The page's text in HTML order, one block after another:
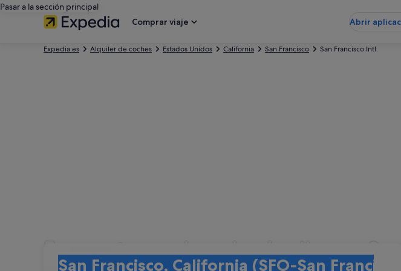
Pasar a la sección principal
Comprar viaje
Abrir
Expedia.es Alquiler de coches Estados Unidos California San Francisco San Francisco Intl.
Encuentra coches de alquiler en
San Francisco, California (SFO-San Francisco Intl.)